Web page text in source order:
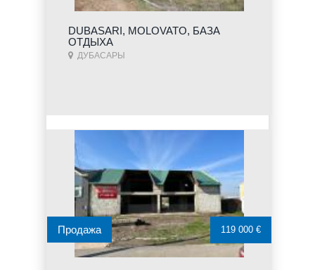
DUBASARI, MOLOVATO, БАЗА
ОТДЫХА
ДУБАСАРЫ
Продажа 119 000 €